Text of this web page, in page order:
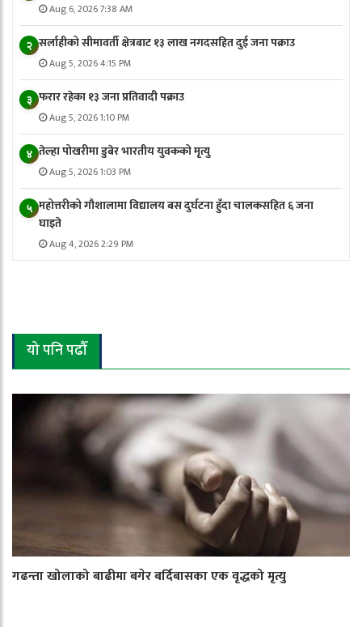
Aug 6, 2026 7:38 AM
२ सर्लाहीको सीमावर्ती क्षेत्रबाट १३ लाख नगदसहित दुई जना पक्राउ
Aug 5, 2026 4:15 PM
३ फरार रहेका १३ जना प्रतिवादी पक्राउ
Aug 5, 2026 1:10 PM
४ तेल्हा पोखरीमा डुबेर भारतीय युवकको मृत्यु
Aug 5, 2026 1:03 PM
५ महोत्तरीको गौशालामा विद्यालय बस दुर्घटना हुँदा चालकसहित ६ जना
घाइते
Aug 4, 2026 2:29 PM
यो पनि पढौँ
गढन्ता खोलाको बाढीमा बगेर बर्दिबासका एक वृद्धको मृत्यु